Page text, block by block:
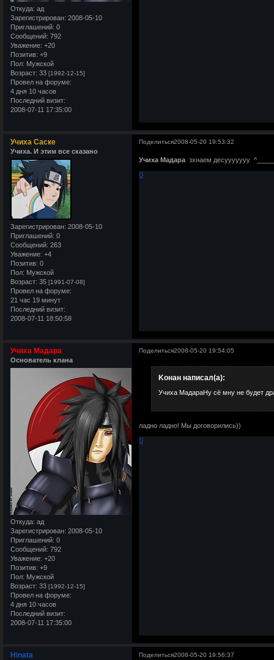
Откуда: ад
Зарегистрирован: 2008-05-10
Приглашений: 0
Сообщений: 792
Уважение: +20
Позитив: +9
Пол: Мужской
Возраст: 33 [1992-12-15]
Провел на форуме:
4 дня 10 часов
Последний визит:
2008-07-11 17:35:00
Поделиться2008-05-20 19:53:32
Учиха Саске
Учиха. И этим все сказано
Зарегистрирован: 2008-05-10
Приглашений: 0
Сообщений: 263
Уважение: +4
Позитив: 0
Пол: Мужской
Возраст: 35 [1991-07-08]
Провел на форуме:
21 час 19 минут
Последний визит:
2008-07-11 18:50:58
Учиха Мадара зхнаем десууууууу
0
Поделиться2008-05-20 19:54:05
Учиха Мадара
Основатель клана
Откуда: ад
Зарегистрирован: 2008-05-10
Приглашений: 0
Сообщений: 792
Уважение: +20
Позитив: +9
Пол: Мужской
Возраст: 33 [1992-12-15]
Провел на форуме:
4 дня 10 часов
Последний визит:
2008-07-11 17:35:00
Kонан написал(а):
Учиха МадараНу сё мну не будет
ладно ладно! Мы договорились))
0
Поделиться2008-05-20 19:56:37
Hinata